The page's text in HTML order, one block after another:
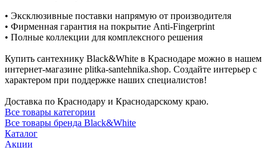
• Эксклюзивные поставки напрямую от производителя
• Фирменная гарантия на покрытие Anti-Fingerprint
• Полные коллекции для комплексного решения
Купить сантехнику Black&White в Краснодаре можно в нашем
интернет-магазине plitka-santehnika.shop. Создайте интерьер с
характером при поддержке наших специалистов!
Доставка по Краснодару и Краснодарскому краю.
Все товары категории
Все товары бренда Black&White
Каталог
Акции